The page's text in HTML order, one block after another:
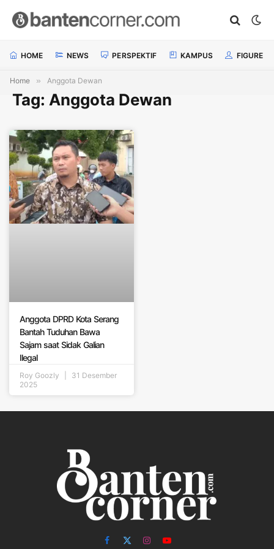
HOME NEWS PERSPEKTIF KAMPUS FIGURE
Home » Anggota Dewan
Tag: Anggota Dewan
‎Anggota DPRD Kota Serang
Bantah Tuduhan Bawa
Sajam saat Sidak Galian
Ilegal
Roy Goozly
31 Desember
2025
Facebook
X InstagramYouTube